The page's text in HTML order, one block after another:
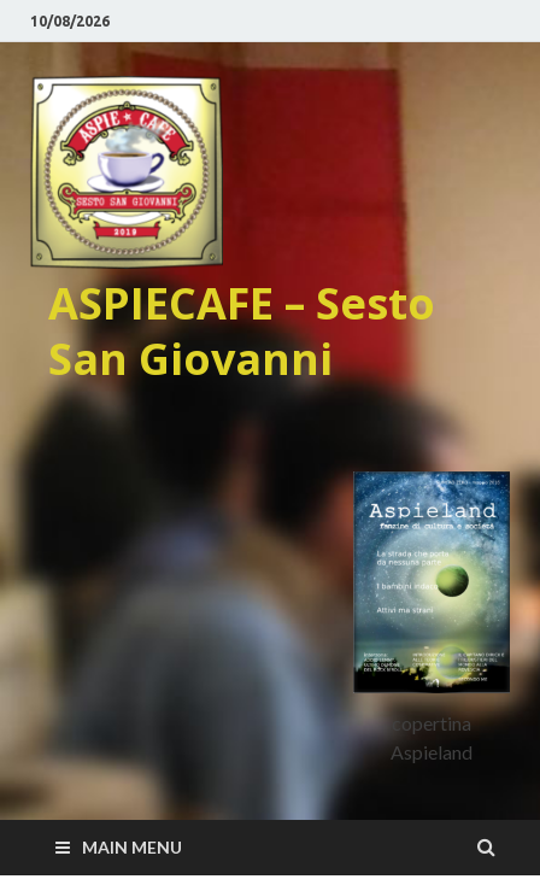
10/08/2026
ASPIECAFE – Sesto
San Giovanni
copertina
Aspieland
MAIN MENU